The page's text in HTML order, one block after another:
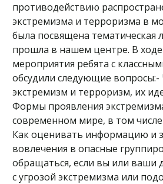
противодействию
экстремизма и терроризма в
была посвящена тематическая
прошла в нашем центре. В
мероприятия ребята с
обсудили следующие вопросы:-
экстремизм и терроризм, их
Формы проявления
современном мире, в том
Как оценивать информацию и
вовлечения в опасные
обращаться, если вы или ваши
с угрозой экстремизма или